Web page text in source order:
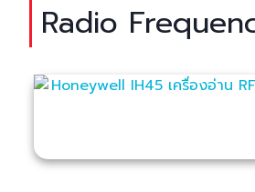
Radio